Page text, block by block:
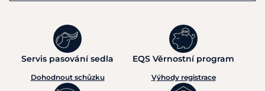
Servis pasování sedla
Dohodnout schůzku
EQS Věrnostní program
Výhody registrace